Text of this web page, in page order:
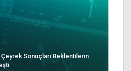
Çeyrek Sonuçları Beklentilerin